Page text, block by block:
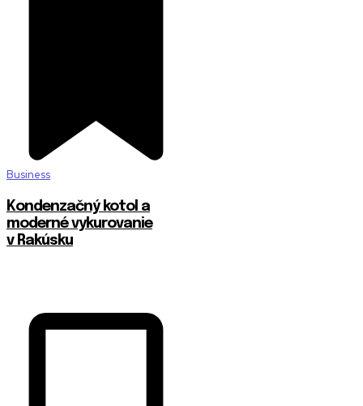
Business
Kondenzačný kotol a
moderné vykurovanie
v Rakúsku